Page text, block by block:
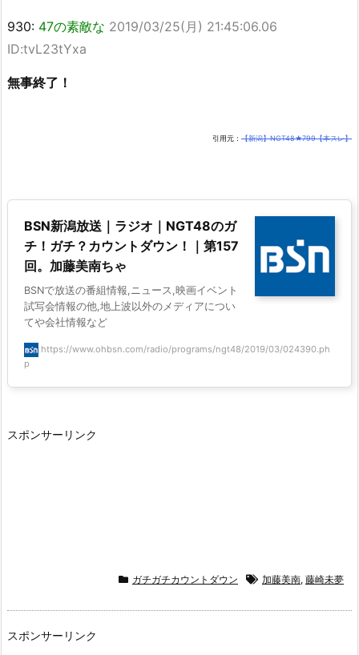
930: 47の素敵な 2019/03/25(月) 21:45:06.06
ID:tvL23tYxa
無事終了！
引用元： 【新潟】NGT48★799【本スレ】
BSN新潟放送｜ラジオ｜NGT48のガ
チ！ガチ？カウントダウン！｜第157
回。加藤美南ちゃ
BSNで放送の番組情報,ニュース,映画イベント
試写会情報の他,地上波以外のメディアについ
てや会社情報など
https://www.ohbsn.com/radio/programs/ngt48/2019/03/024390.ph
p
スポンサーリンク
ガチガチカウントダウン 加藤美南, 藤崎未夢
スポンサーリンク